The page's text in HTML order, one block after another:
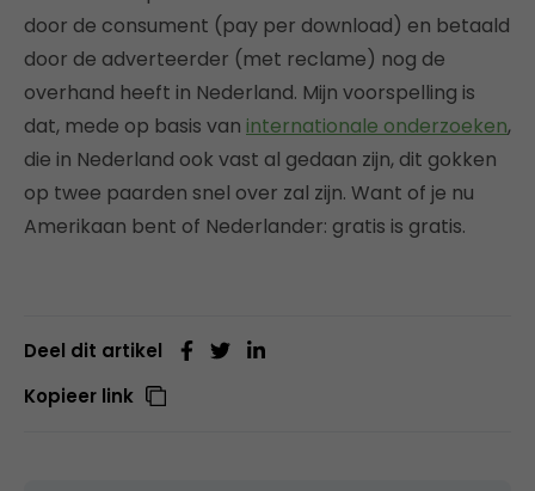
door de consument (pay per download) en betaald
door de adverteerder (met reclame) nog de
overhand heeft in Nederland. Mijn voorspelling is
dat, mede op basis van internationale onderzoeken,
die in Nederland ook vast al gedaan zijn, dit gokken
op twee paarden snel over zal zijn. Want of je nu
Amerikaan bent of Nederlander: gratis is gratis.
Deel dit artikel
Kopieer link